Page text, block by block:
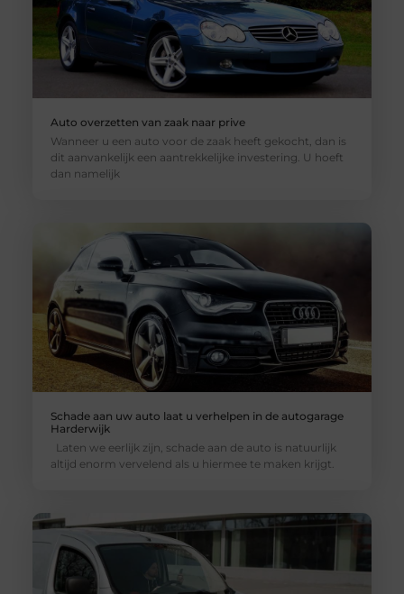
Auto overzetten van zaak naar prive
Wanneer u een auto voor de zaak heeft gekocht, dan is
dit aanvankelijk een aantrekkelijke investering. U hoeft
dan namelijk
Schade aan uw auto laat u verhelpen in de autogarage
Harderwijk
Laten we eerlijk zijn, schade aan de auto is natuurlijk
altijd enorm vervelend als u hiermee te maken krijgt.